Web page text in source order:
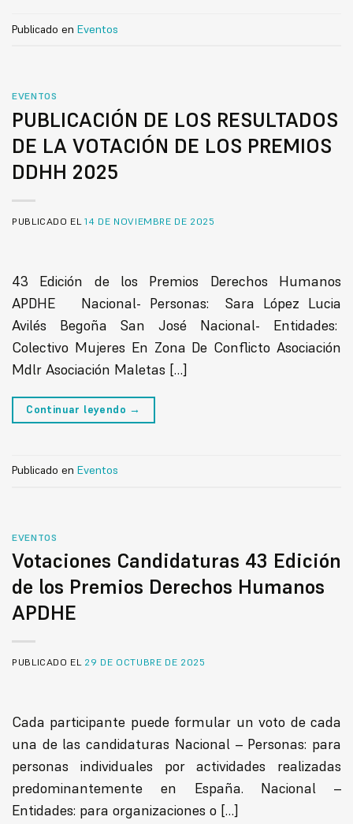
Publicado en Eventos
EVENTOS
PUBLICACIÓN DE LOS RESULTADOS
DE LA VOTACIÓN DE LOS PREMIOS
DDHH 2025
PUBLICADO EL14 DE NOVIEMBRE DE 2025
43 Edición de los Premios Derechos Humanos
APDHE Nacional- Personas: Sara López Lucia
Avilés Begoña San José Nacional- Entidades:
Colectivo Mujeres En Zona De Conflicto Asociación
Mdlr Asociación Maletas […]
Continuar leyendo →
Publicado en Eventos
EVENTOS
Votaciones Candidaturas 43 Edición
de los Premios Derechos Humanos
APDHE
PUBLICADO EL 29 DE OCTUBRE DE 2025
Cada participante puede formular un voto de cada
una de las candidaturas Nacional – Personas: para
personas individuales por actividades realizadas
predominantemente en España. Nacional –
Entidades: para organizaciones o […]